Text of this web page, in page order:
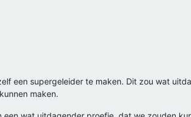
een supergeleider te maken. Dit zou wat
maken.